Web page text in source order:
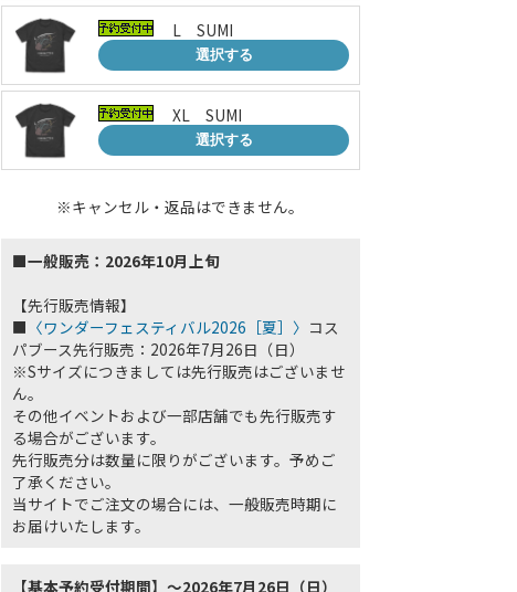
L SUMI
選択する
XL SUMI
選択する
※キャンセル・返品はできません。
■一般販売：2026年10月上旬
【先行販売情報】
■ 〈ワンダーフェスティバル2026［夏］〉 コス
パブース先行販売：2026年7月26日（日）
※Sサイズにつきましては先行販売はございませ
ん。
その他イベントおよび一部店舗でも先行販売す
る場合がございます。
先行販売分は数量に限りがございます。予めご
了承ください。
当サイトでご注文の場合には、一般販売時期に
お届けいたします。
【基本予約受付期間】～2026年7月26日（日）